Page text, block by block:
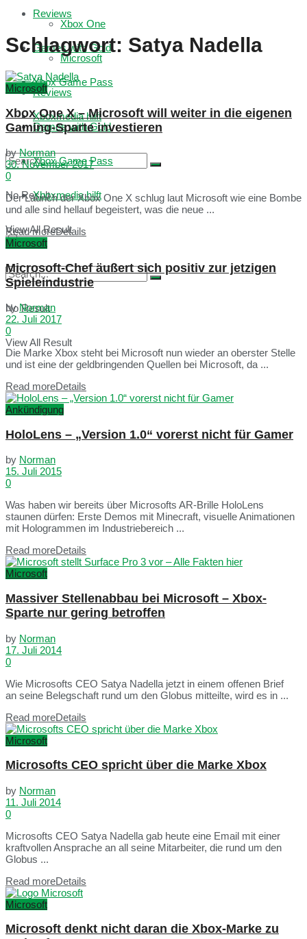
Reviews
Games with Gold
Xbox Game Pass
Xboxmedia hilft
No Result
View All Result
Xbox One
Microsoft
Reviews
Games with Gold
Xbox Game Pass
Xboxmedia hilft
No Result
View All Result
Schlagwort: Satya Nadella
Microsoft
Xbox One X – Microsoft will weiter in die eigenen
Gaming-Sparte investieren
by Norman
30. November 2017
0
Der Launch der Xbox One X schlug laut Microsoft wie eine Bombe
und alle sind hellauf begeistert, was die neue ...
Read moreDetails
Microsoft
Microsoft-Chef äußert sich positiv zur jetzigen
Spieleindustrie
by Norman
22. Juli 2017
0
Die Marke Xbox steht bei Microsoft nun wieder an oberster Stelle
und ist eine der geldbringenden Quellen bei Microsoft, da ...
Read moreDetails
Ankündigung
HoloLens – „Version 1.0“ vorerst nicht für Gamer
by Norman
15. Juli 2015
0
Was haben wir bereits über Microsofts AR-Brille HoloLens
staunen dürfen: Erste Demos mit Minecraft, visuelle Animationen
mit Hologrammen im Industriebereich ...
Read moreDetails
Microsoft
Massiver Stellenabbau bei Microsoft – Xbox-
Sparte nur gering betroffen
by Norman
17. Juli 2014
0
Wie Microsofts CEO Satya Nadella jetzt in einem offenen Brief
an seine Belegschaft rund um den Globus mitteilte, wird es in ...
Read moreDetails
Microsoft
Microsofts CEO spricht über die Marke Xbox
by Norman
11. Juli 2014
0
Microsofts CEO Satya Nadella gab heute eine Email mit einer
kraftvollen Ansprache an all seine Mitarbeiter, die rund um den
Globus ...
Read moreDetails
Microsoft
Microsoft denkt nicht daran die Xbox-Marke zu